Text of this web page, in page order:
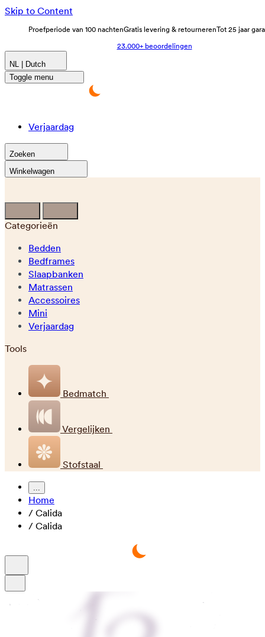
Skip to Content
Proefperiode van 100 nachtenGratis levering & retournerenTot 25 jaar
23.000+ beoordelingen
NL | Dutch
Toggle menu
Verjaardag
Zoeken
Winkelwagen
Categorieën
Bedden
Bedframes
Slaapbanken
Matrassen
Accessoires
Mini
Verjaardag
Tools
Bedmatch
Vergelijken
Stofstaal
...
Home
/ Calida
/ Calida